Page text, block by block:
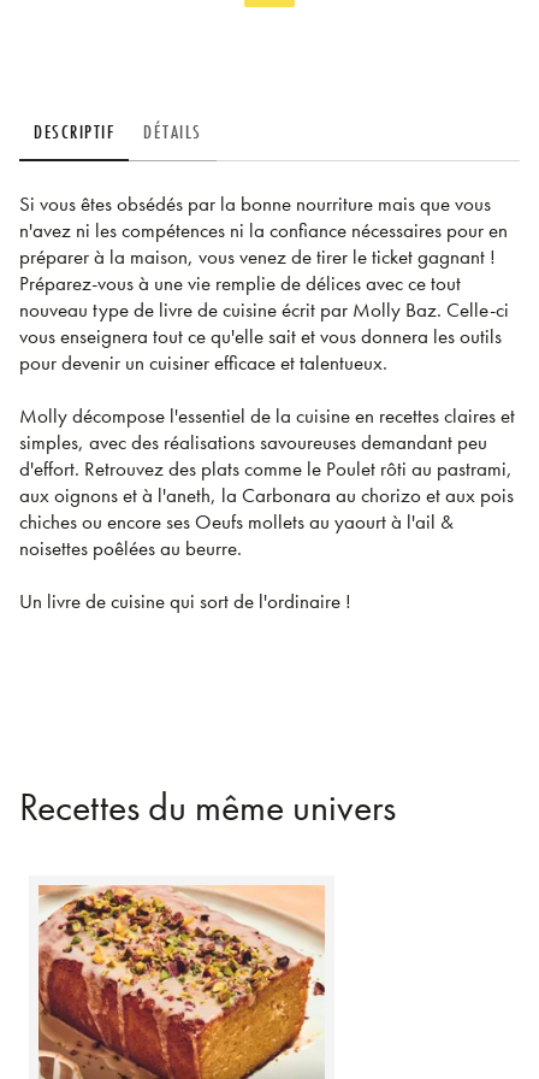
DESCRIPTIF DÉTAILS
Si vous êtes obsédés par la bonne nourriture mais que vous
n'avez ni les compétences ni la confiance nécessaires pour en
préparer à la maison, vous venez de tirer le ticket gagnant !
Préparez-vous à une vie remplie de délices avec ce tout
nouveau type de livre de cuisine écrit par Molly Baz. Celle-ci
vous enseignera tout ce qu'elle sait et vous donnera les outils
pour devenir un cuisiner efficace et talentueux.
Molly décompose l'essentiel de la cuisine en recettes claires et
simples, avec des réalisations savoureuses demandant peu
d'effort. Retrouvez des plats comme le Poulet rôti au pastrami,
aux oignons et à l'aneth, la Carbonara au chorizo et aux pois
chiches ou encore ses Oeufs mollets au yaourt à l'ail &
noisettes poêlées au beurre.
Un livre de cuisine qui sort de l'ordinaire !
Recettes du même univers